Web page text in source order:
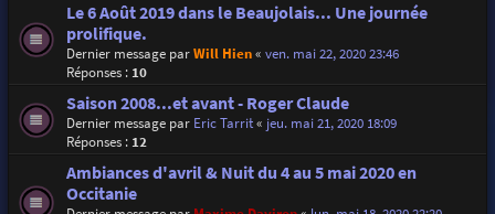
Le 6 Août 2019 dans le Beaujolais... Une journée
prolifique.
Dernier message parWill Hien« ven. mai 22, 2020 23:46
Réponses : 10
Saison 2008...et avant - Roger Claude
Dernier message par Eric Tarrit« jeu. mai 21, 2020 18:09
Réponses : 12
Ambiances d'avril & Nuit du 4 au 5 mai 2020 en
Occitanie